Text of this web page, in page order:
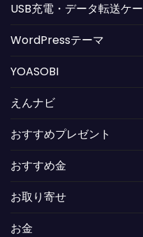
USB充電・データ転送ケ
WordPressテーマ
YOASOBI
えんナビ
おすすめプレゼント
おすすめ金
お取り寄せ
お金